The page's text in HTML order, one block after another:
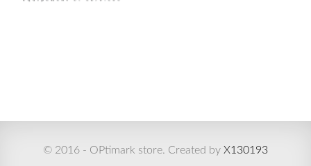
© 2016 - OPtimark store. Created by X130193